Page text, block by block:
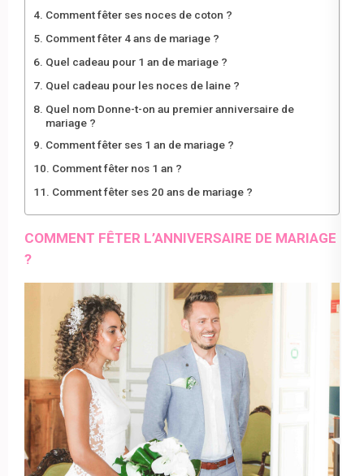
Comment fêter ses noces de coton ?
Comment fêter 4 ans de mariage ?
Quel cadeau pour 1 an de mariage ?
Quel cadeau pour les noces de laine ?
Quel nom Donne-t-on au premier anniversaire de
mariage ?
Comment fêter ses 1 an de mariage ?
Comment fêter nos 1 an ?
Comment fêter ses 20 ans de mariage ?
COMMENT FÊTER L’ANNIVERSAIRE DE MARIAGE
?